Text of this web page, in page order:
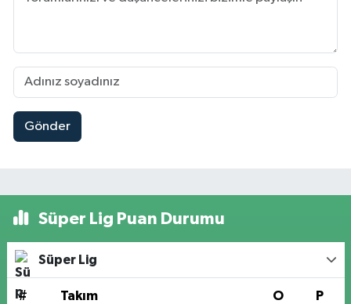
Gönder
Süper Lig Puan Durumu
Süper Lig
# Takım O P